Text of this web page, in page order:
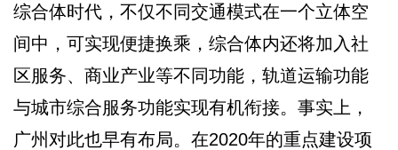
综合体时代，不仅不同交通模式在一个立体空
间中，可实现便捷换乘，综合体内还将加入社
区服务、商业产业等不同功能，轨道运输功能
与城市综合服务功能实现有机衔接。事实上，
广州对此也早有布局。在2020年的重点建设项